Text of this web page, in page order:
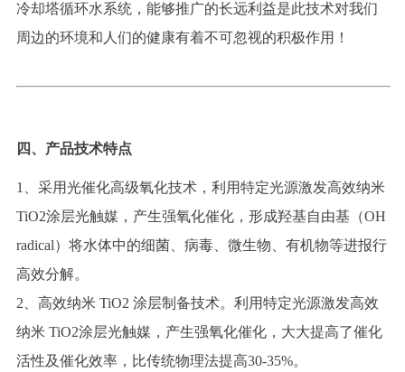
冷却塔循环水系统，能够推广的长远利益是此技术对我们
周边的环境和人们的健康有着不可忽视的积极作用！
四、产品技术特点
1、 采用光催化高级氧化技术， 利用特定光源激发高效纳米
TiO2涂层光触媒， 产生强氧化催化， 形成羟基自由基（OH
radical）将水体中的细菌、病毒、微生物、有机物等进报行
高效分解。
2、高效纳米 TiO2 涂层制备技术。利用特定光源激发高效
纳米 TiO2涂层光触媒， 产生强氧化催化， 大大提高了催化
活性及催化效率， 比传统物理法提高30-35%。